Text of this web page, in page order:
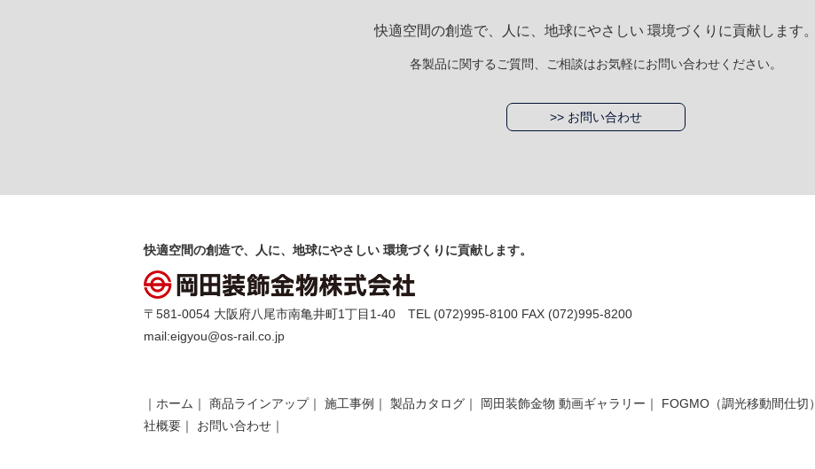
快適空間の創造で、人に、地球にやさしい 環境づくりに貢献します。
各製品に関するご質問、ご相談はお気軽にお問い合わせください。
>> お問い合わせ
快適空間の創造で、人に、地球にやさしい 環境づくりに貢献します。
〒581-0054 大阪府八尾市南亀井町1丁目1-40 TEL (072)995-8100 FAX (072)995-8200
mail:eigyou@os-rail.co.jp
｜ ホーム ｜ 商品ラインアップ｜ 施工事例 ｜ 製品カタログ ｜ 岡田装飾金物 動画ギャラリー ｜ FOGMO（調光移動間仕切）
社概要 ｜ お問い合わせ ｜